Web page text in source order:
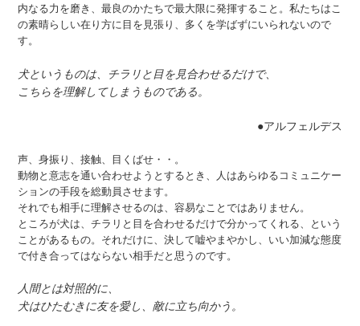
内なる力を磨き、最良のかたちで最大限に発揮すること。私たちはこ
の素晴らしい在り方に目を見張り、多くを学ばずにいられないので
す。
犬というものは、チラリと目を見合わせるだけで、
こちらを理解してしまうものである。
●アルフェルデス
声、身振り、接触、目くばせ・・。
動物と意志を通い合わせようとするとき、人はあらゆるコミュニケー
ションの手段を総動員させます。
それでも相手に理解させるのは、容易なことではありません。
ところが犬は、チラリと目を合わせるだけで分かってくれる、という
ことがあるもの。それだけに、決して嘘やまやかし、いい加減な態度
で付き合ってはならない相手だと思うのです。
人間とは対照的に、
犬はひたむきに友を愛し、敵に立ち向かう。